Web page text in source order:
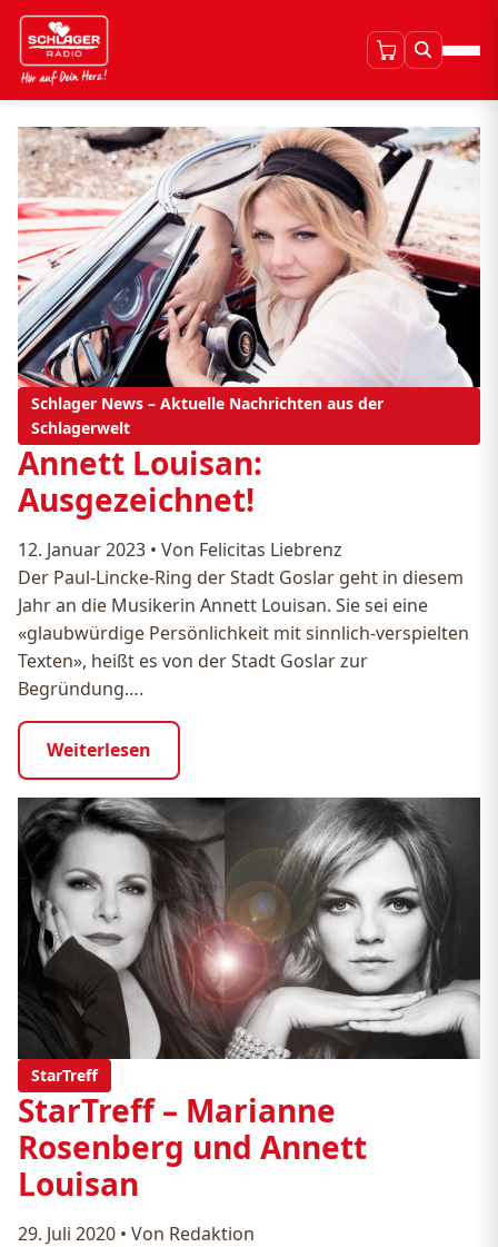
Schlager News – Aktuelle Nachrichten aus der
Schlagerwelt
Annett Louisan:
Ausgezeichnet!
12. Januar 2023 • Von Felicitas Liebrenz
Der Paul-Lincke-Ring der Stadt Goslar geht in diesem
Jahr an die Musikerin Annett Louisan. Sie sei eine
«glaubwürdige Persönlichkeit mit sinnlich-verspielten
Texten», heißt es von der Stadt Goslar zur
Begründung….
Weiterlesen
StarTreff
StarTreff – Marianne
Rosenberg und Annett
Louisan
29. Juli 2020 • Von Redaktion